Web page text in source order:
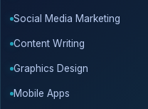
Social Media Marketing
Content Writing
Graphics Design
Mobile Apps